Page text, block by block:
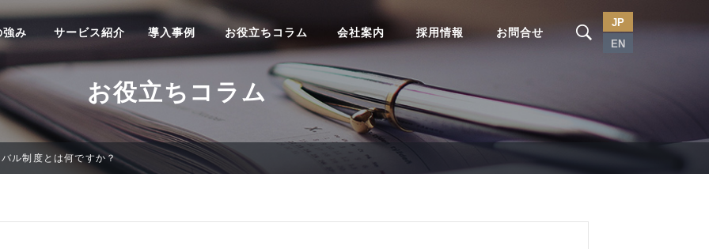
強み サービス紹介 導入事例 お役立ちコラム 会社案内 採用情報 お問合せ
JP
EN
お役立ちコラム
ル制度とは何ですか？